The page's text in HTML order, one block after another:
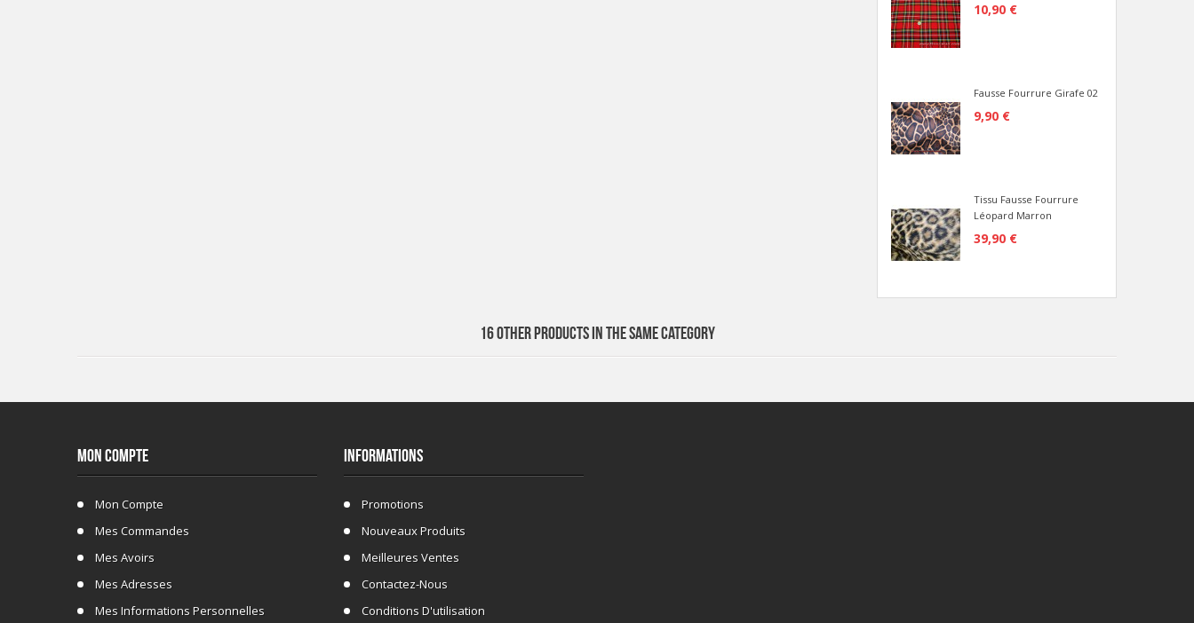
10,90 €
Fausse Fourrure Girafe 02
9,90 €
Tissu Fausse Fourrure
Léopard Marron
39,90 €
16 OTHER PRODUCTS IN THE SAME CATEGORY
MON COMPTE
Mon Compte
Mes Commandes
Mes Avoirs
Mes Adresses
Mes Informations Personnelles
INFORMATIONS
Promotions
Nouveaux Produits
Meilleures Ventes
Contactez-Nous
Conditions D'utilisation